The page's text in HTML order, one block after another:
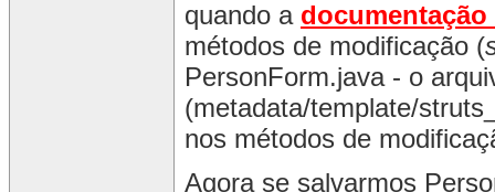
quando a documentação
métodos de modificação (
PersonForm.java - o
(metadata/template/
nos métodos de
Agora se salvarmos